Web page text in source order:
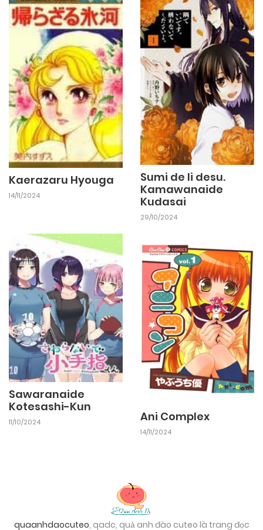
Kaerazaru Hyouga
14/11/2024
Sumi de Ii desu.
Kamawanaide
Kudasai
29/10/2024
Sawaranaide
Kotesashi-Kun
11/10/2024 Ani Complex
14/11/2024
quaanhdaocuteo, qadc, quả anh đào cuteo là trang đọc